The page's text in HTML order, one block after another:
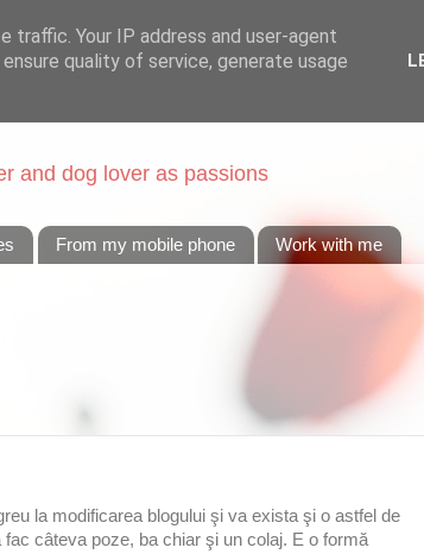
and dog lover as passions
From my mobile phone Work with me
la modificarea blogului şi va exista şi o astfel de
câteva poze, ba chiar şi un colaj. E o formă
traffic. Your IP address and user-agent
quality of service, generate usage